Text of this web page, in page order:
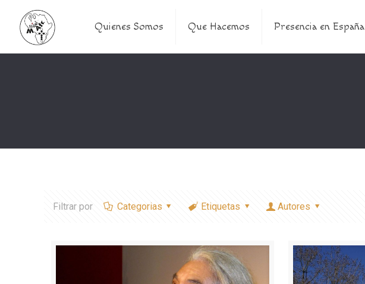
Quienes Somos Que Hacemos Presencia en España
Filtrar por Categorias Etiquetas Autores